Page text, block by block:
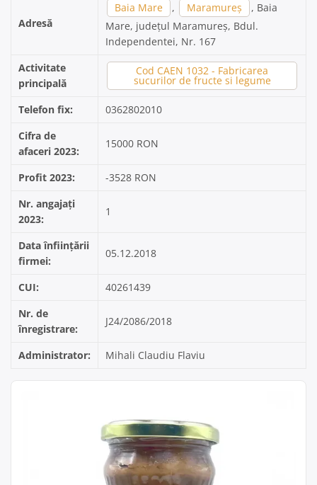
Adresă
Baia Mare , Maramureș
, Baia
Mare, județul Maramureș, Bdul.
Independentei, Nr. 167
Activitate
principală
Cod CAEN 1032 - Fabricarea
sucurilor de fructe si legume
Telefon fix:
0362802010
Cifra de
afaceri 2023:
15000 RON
Profit 2023:
-3528 RON
Nr. angajați
2023:
1
Data înființării
firmei:
05.12.2018
CUI:
40261439
Nr. de
înregistrare:
J24/2086/2018
Administrator: Mihali Claudiu Flaviu